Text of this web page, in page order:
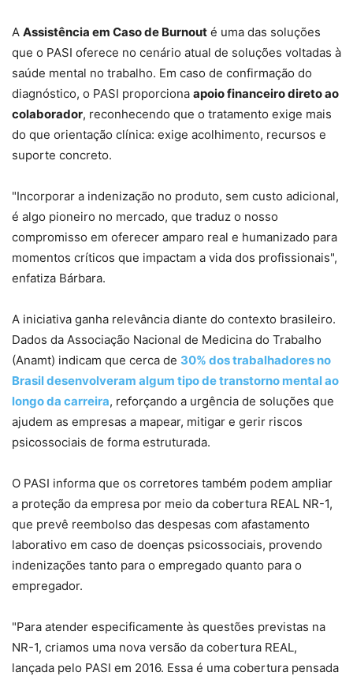
A Assistência em Caso de Burnout é uma das soluções
que o PASI oferece no cenário atual de soluções voltadas à
saúde mental no trabalho. Em caso de confirmação do
diagnóstico, o PASI proporciona apoio financeiro direto ao
colaborador, reconhecendo que o tratamento exige mais
do que orientação clínica: exige acolhimento, recursos e
suporte concreto.
"Incorporar a indenização no produto, sem custo adicional,
é algo pioneiro no mercado, que traduz o nosso
compromisso em oferecer amparo real e humanizado para
momentos críticos que impactam a vida dos profissionais",
enfatiza Bárbara.
A iniciativa ganha relevância diante do contexto brasileiro.
Dados da Associação Nacional de Medicina do Trabalho
(Anamt) indicam que cerca de 30% dos trabalhadores no
Brasil desenvolveram algum tipo de transtorno mental ao
longo da carreira, reforçando a urgência de soluções que
ajudem as empresas a mapear, mitigar e gerir riscos
psicossociais de forma estruturada.
O PASI informa que os corretores também podem ampliar
a proteção da empresa por meio da cobertura REAL NR-1,
que prevê reembolso das despesas com afastamento
laborativo em caso de doenças psicossociais, provendo
indenizações tanto para o empregado quanto para o
empregador.
"Para atender especificamente às questões previstas na
NR-1, criamos uma nova versão da cobertura REAL,
lançada pelo PASI em 2016. Essa é uma cobertura pensada